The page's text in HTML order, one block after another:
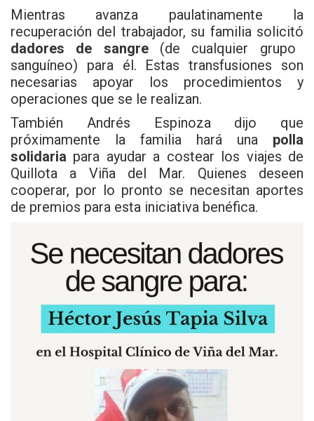
Mientras avanza paulatinamente la
recuperación del trabajador, su familia solicitó
dadores de sangre(de cualquier grupo
sanguíneo) para él. Estas transfusiones son
necesarias apoyar los procedimientos y
operaciones que se le realizan.
También Andrés Espinoza dijo que
próximamente la familia hará una polla
solidaria para ayudar a costear los viajes de
Quillota a Viña del Mar. Quienes deseen
cooperar, por lo pronto se necesitan aportes
de premios para esta iniciativa benéfica.